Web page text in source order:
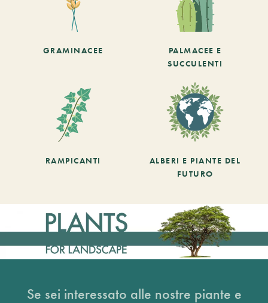
GRAMINACEE
PALMACEE E
SUCCULENTI
RAMPICANTI
ALBERI E PIANTE DEL
FUTURO
Se sei interessato alle nostre piante e